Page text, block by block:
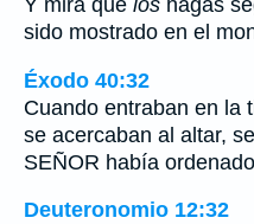
Y mira que los hagas
sido mostrado en el
Éxodo 40:32
Cuando entraban en la
se acercaban al altar,
SEÑOR había
Deuteronomio 12:32